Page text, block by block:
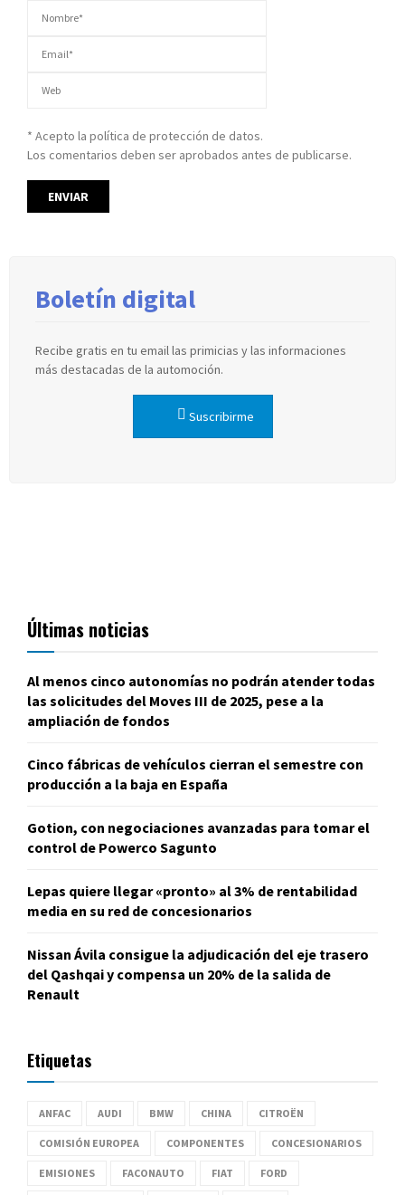
* Acepto la política de protección de datos.
Los comentarios deben ser aprobados antes de publicarse.
Boletín digital
Recibe gratis en tu email las primicias y las informaciones
más destacadas de la automoción.
Suscribirme
Últimas noticias
Al menos cinco autonomías no podrán atender todas
las solicitudes del Moves III de 2025, pese a la
ampliación de fondos
Cinco fábricas de vehículos cierran el semestre con
producción a la baja en España
Gotion, con negociaciones avanzadas para tomar el
control de Powerco Sagunto
Lepas quiere llegar «pronto» al 3% de rentabilidad
media en su red de concesionarios
Nissan Ávila consigue la adjudicación del eje trasero
del Qashqai y compensa un 20% de la salida de
Renault
Etiquetas
ANFAC AUDI BMW CHINA CITROËN
COMISIÓN EUROPEA COMPONENTES CONCESIONARIOS
EMISIONES FACONAUTO FIAT FORD